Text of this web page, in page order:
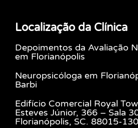
Localização da Clínica
Depoimentos da Avaliação
em Florianópolis
Neuropsicóloga em
Barbi
Edifício Comercial Royal
Esteves Júnior, 366 – Sala
Florianópolis, SC. 88015-130